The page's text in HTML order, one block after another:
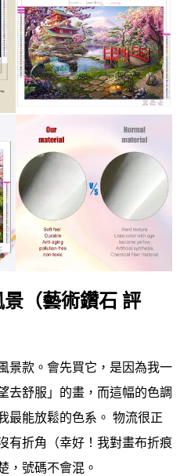
（藝術鑽石 評
景款。會先買它，是因為我一
去舒服」的畫，而這幅的色調
最能放鬆的色系。 物流很正
有折角（幸好！我對畫布折痕
，號碼不會混。